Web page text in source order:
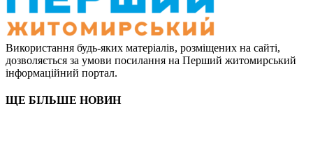
Використання будь-яких матеріалів, розміщених на сайті,
дозволяється за умови посилання на Перший житомирський
інформаційний портал.
ЩЕ БІЛЬШЕ НОВИН